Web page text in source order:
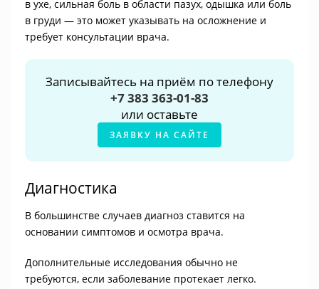
в ухе, сильная боль в области пазух, одышка или боль
в груди — это может указывать на осложнение и
требует консультации врача.
Записывайтесь на приём по телефону
+7 383 363-01-83
или оставьте
ЗАЯВКУ НА САЙТЕ
Диагностика
В большинстве случаев диагноз ставится на
основании симптомов и осмотра врача.
Дополнительные исследования обычно не
требуются, если заболевание протекает легко.